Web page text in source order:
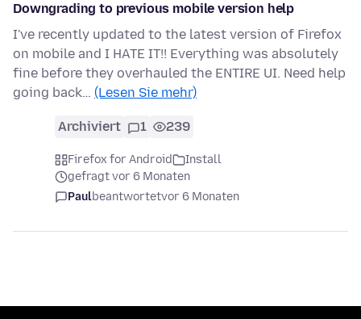
Downgrading to previous mobile version help
I've recently updated to the latest version of Firefox
on mobile and I HATE IT!! Everything was absolutely
fine before they overhauled the ENTIRE UI. Need help
going back… (Lesen Sie mehr)
Archiviert 1 239
Firefox for Android
Install
gefragt vor 6 Monaten
Paulbeantwortetvor 6 Monaten